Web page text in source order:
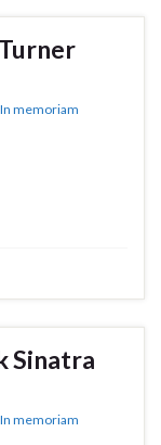
In memoriam
Sinatra
In memoriam